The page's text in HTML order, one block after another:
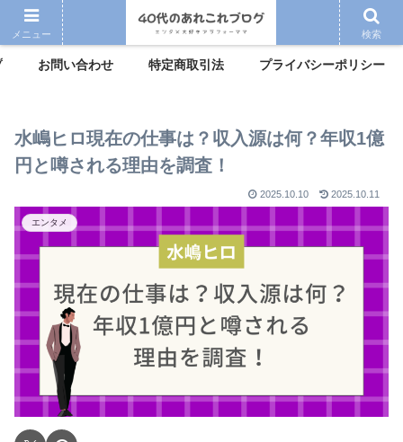
お問い合わせ 特定商取引法 プライバシーポリシー
水嶋ヒロ現在の仕事は？収入源は何？年収1億
円と噂される理由を調査！
2025.10.10 2025.10.11
エンタメ
メニュー 検索